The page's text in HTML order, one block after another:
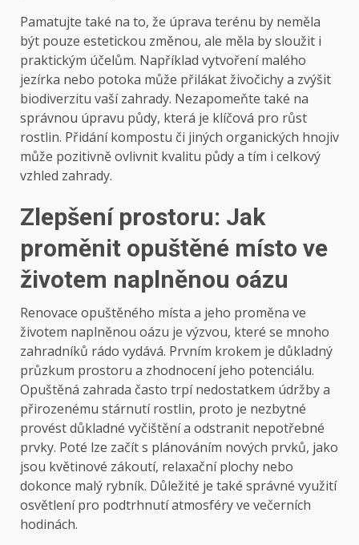
Pamatujte také na to, že úprava terénu by neměla
být pouze estetickou změnou, ale měla by sloužit i
praktickým účelům. Například vytvoření malého
jezírka nebo potoka může přilákat živočichy a zvýšit
biodiverzitu vaší zahrady. Nezapomeňte také na
správnou úpravu půdy, která je klíčová pro růst
rostlin. Přidání kompostu či jiných organických hnojiv
může pozitivně ovlivnit kvalitu půdy a tím i celkový
vzhled zahrady.
Zlepšení prostoru: Jak
proměnit opuštěné místo ve
životem naplněnou oázu
Renovace opuštěného místa a jeho proměna ve
životem naplněnou oázu je výzvou, které se mnoho
zahradníků rádo vydává. Prvním krokem je důkladný
průzkum prostoru a zhodnocení jeho potenciálu.
Opuštěná zahrada často trpí nedostatkem údržby a
přirozenému stárnutí rostlin, proto je nezbytné
provést důkladné vyčištění a odstranit nepotřebné
prvky. Poté lze začít s plánováním nových prvků, jako
jsou květinové zákoutí, relaxační plochy nebo
dokonce malý rybník. Důležité je také správné využití
osvětlení pro podtrhnutí atmosféry ve večerních
hodinách.